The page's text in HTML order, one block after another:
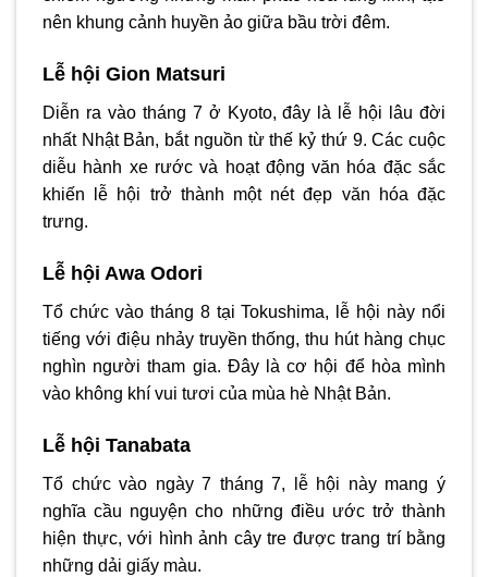
nên khung cảnh huyền ảo giữa bầu trời đêm.
Lễ hội Gion Matsuri
Diễn ra vào tháng 7 ở Kyoto, đây là lễ hội lâu đời
nhất Nhật Bản, bắt nguồn từ thế kỷ thứ 9. Các cuộc
diễu hành xe rước và hoạt động văn hóa đặc sắc
khiến lễ hội trở thành một nét đẹp văn hóa đặc
trưng.
Lễ hội Awa Odori
Tổ chức vào tháng 8 tại Tokushima, lễ hội này nổi
tiếng với điệu nhảy truyền thống, thu hút hàng chục
nghìn người tham gia. Đây là cơ hội để hòa mình
vào không khí vui tươi của mùa hè Nhật Bản.
Lễ hội Tanabata
Tổ chức vào ngày 7 tháng 7, lễ hội này mang ý
nghĩa cầu nguyện cho những điều ước trở thành
hiện thực, với hình ảnh cây tre được trang trí bằng
những dải giấy màu.